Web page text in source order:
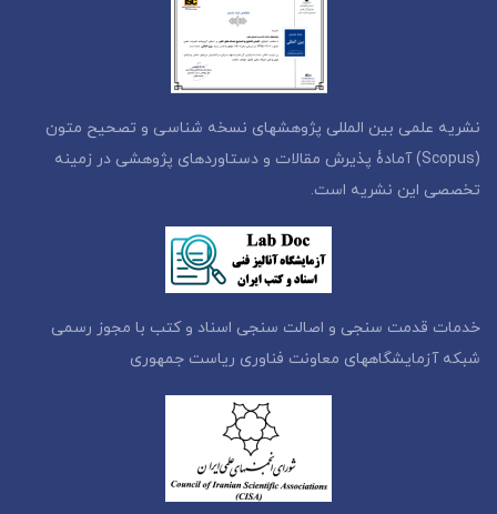
نشریه علمی بین المللی پژوهشهای نسخه شناسی و تصحیح متون
(Scopus) آمادۀ پذیرش مقالات و دستاوردهای پژوهشی در زمینه
تخصصی این نشریه است.
خدمات قدمت سنجی و اصالت سنجی اسناد و کتب با مجوز رسمی
شبکه آزمایشگاههای معاونت فناوری ریاست جمهوری